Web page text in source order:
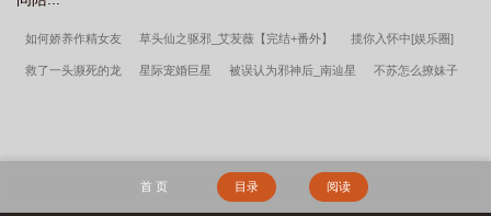
如何娇养作精女友 草头仙之驱邪_艾苃薇【完结+番外】 揽你入怀中[娱乐圈]
救了一头濒死的龙 星际宠婚巨星 被误认为邪神后_南辿星 不苏怎么撩妹子
教主又迷上了武林正道 篮坛神迹 秦氏仙朝
首 页 目录 阅读